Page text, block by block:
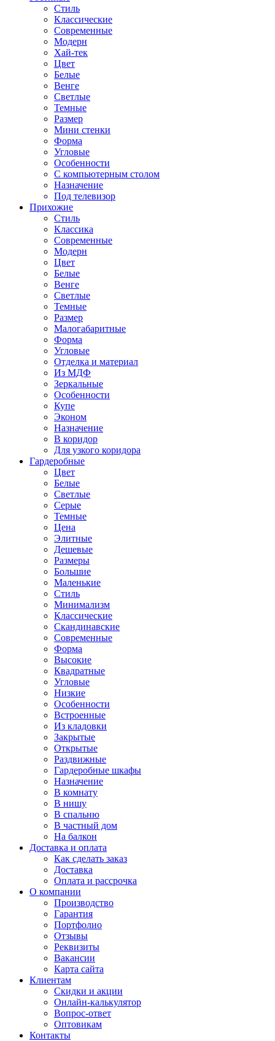
Стиль
Классические
Современные
Модерн
Хай-тек
Цвет
Белые
Венге
Светлые
Темные
Размер
Мини стенки
Форма
Угловые
Особенности
С компьютерным столом
Назначение
Под телевизор
Прихожие
Стиль
Классика
Современные
Модерн
Цвет
Белые
Венге
Светлые
Темные
Размер
Малогабаритные
Форма
Угловые
Отделка и материал
Из МДФ
Зеркальные
Особенности
Купе
Эконом
Назначение
В коридор
Для узкого коридора
Гардеробные
Цвет
Белые
Светлые
Серые
Темные
Цена
Элитные
Дешевые
Размеры
Большие
Маленькие
Стиль
Минимализм
Классические
Скандинавские
Современные
Форма
Высокие
Квадратные
Угловые
Низкие
Особенности
Встроенные
Из кладовки
Закрытые
Открытые
Раздвижные
Гардеробные шкафы
Назначение
В комнату
В нишу
В спальню
В частный дом
На балкон
Доставка и оплата
Как сделать заказ
Доставка
Оплата и рассрочка
О компании
Производство
Гарантия
Портфолио
Отзывы
Реквизиты
Вакансии
Карта сайта
Клиентам
Скидки и акции
Онлайн-калькулятор
Вопрос-ответ
Оптовикам
Контакты